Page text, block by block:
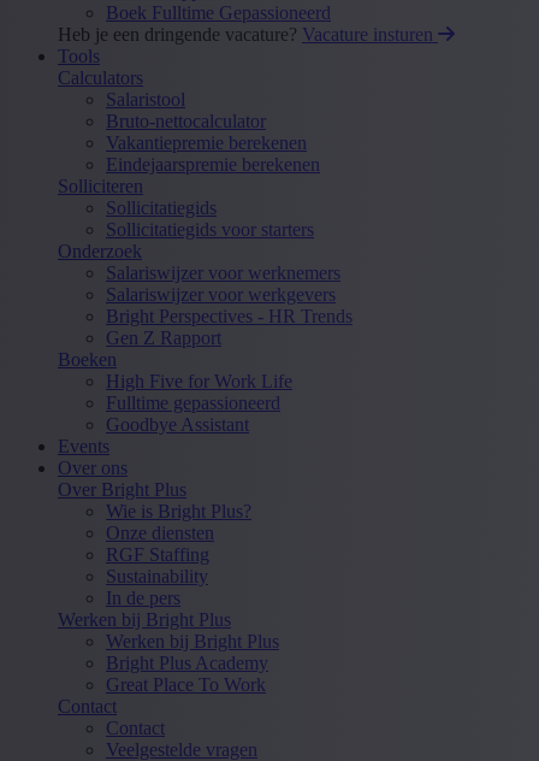
Boek Fulltime Gepassioneerd
Heb je een dringende vacature? Vacature insturen
Tools
Calculators
Salaristool
Bruto-nettocalculator
Vakantiepremie berekenen
Eindejaarspremie berekenen
Solliciteren
Sollicitatiegids
Sollicitatiegids voor starters
Onderzoek
Salariswijzer voor werknemers
Salariswijzer voor werkgevers
Bright Perspectives - HR Trends
Gen Z Rapport
Boeken
High Five for Work Life
Fulltime gepassioneerd
Goodbye Assistant
Events
Over ons
Over Bright Plus
Wie is Bright Plus?
Onze diensten
RGF Staffing
Sustainability
In de pers
Werken bij Bright Plus
Werken bij Bright Plus
Bright Plus Academy
Great Place To Work
Contact
Contact
Veelgestelde vragen